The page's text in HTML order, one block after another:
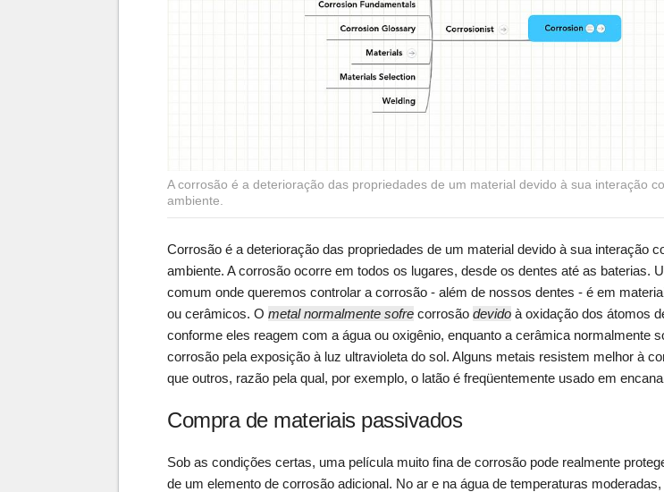
A corrosão é a deterioração das propriedades de um material devido à sua interação
ambiente.
Corrosão é a deterioração das propriedades de um material devido à sua interação
ambiente. A corrosão ocorre em todos os lugares, desde os dentes até as baterias.
comum onde queremos controlar a corrosão - além de nossos dentes - é em
ou cerâmicos. O metal normalmente sofre corrosão devido à oxidação dos átomos
conforme eles reagem com a água ou oxigênio, enquanto a cerâmica normalmente
corrosão pela exposição à luz ultravioleta do sol. Alguns metais resistem melhor à
que outros, razão pela qual, por exemplo, o latão é freqüentemente usado em
Compra de materiais passivados
Sob as condições certas, uma película muito fina de corrosão pode realmente
de um elemento de corrosão adicional. No ar e na água de temperaturas